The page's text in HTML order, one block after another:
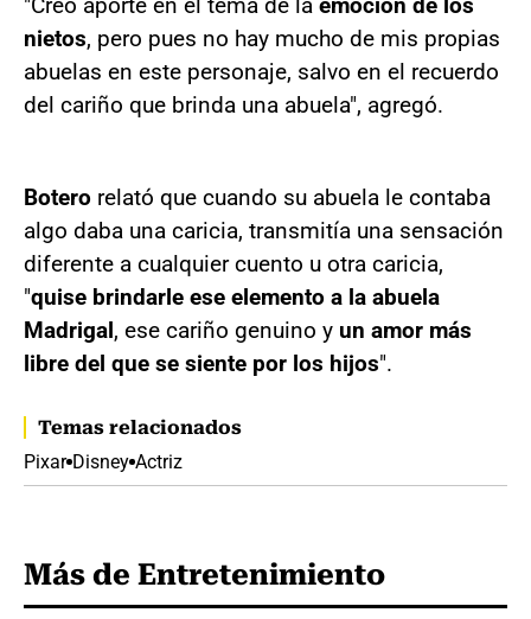
nietos, pero pues no hay mucho de mis propias
abuelas en este personaje, salvo en el recuerdo
del cariño que brinda una abuela", agregó.
Botero relató que cuando su abuela le contaba
algo daba una caricia, transmitía una sensación
diferente a cualquier cuento u otra caricia,
"quise brindarle ese elemento a la abuela
Madrigal, ese cariño genuino y un amor más
libre del que se siente por los hijos".
Temas relacionados
Pixar Disney Actriz
Más de Entretenimiento